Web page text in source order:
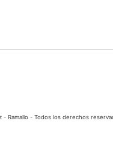
- Ramallo - Todos los derechos